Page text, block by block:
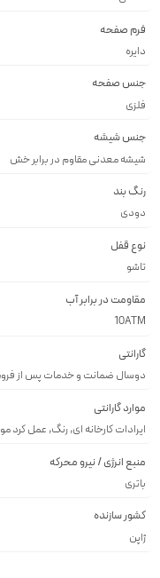
فرم صفحه
دايره
جنس صفحه
فلزى
جنس شیشه
شيشه معدنى مقاوم در برابر خش
رنگ بند
دودى
نوع قفل
تاشو
مقاومت در برابر آب
10ATM
گارانتی
دوسال ضمانت و خدمات پس از فروش
موارد گارانتی
ایرادات کارخانه ای, رنگ, عمل کرد موتور
منبع انرژی / نیرو محرکه
باتری
کشور سازنده
ژاپن